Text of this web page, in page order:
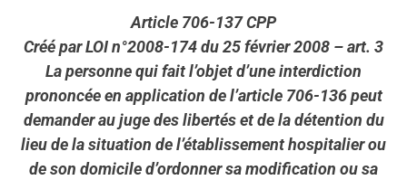
Article 706-137 CPP
Créé par LOI n°2008-174 du 25 février 2008 – art. 3
La personne qui fait l’objet d’une interdiction
prononcée en application de l’article 706-136 peut
demander au juge des libertés et de la détention du
lieu de la situation de l’établissement hospitalier ou
de son domicile d’ordonner sa modification ou sa